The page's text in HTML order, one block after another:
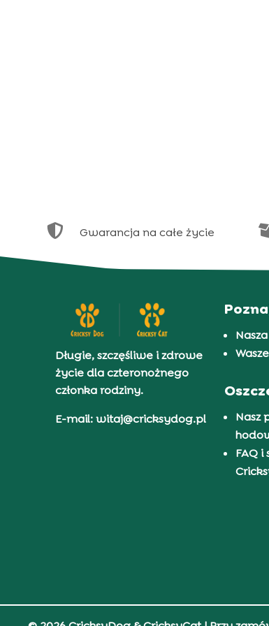
 Gwarancja na całe życie
Długie, szczęśliwe i zdrowe
życie dla czteronożnego
członka rodziny.
E-mail: witaj@cricksydog.pl
Nasz
FAQ